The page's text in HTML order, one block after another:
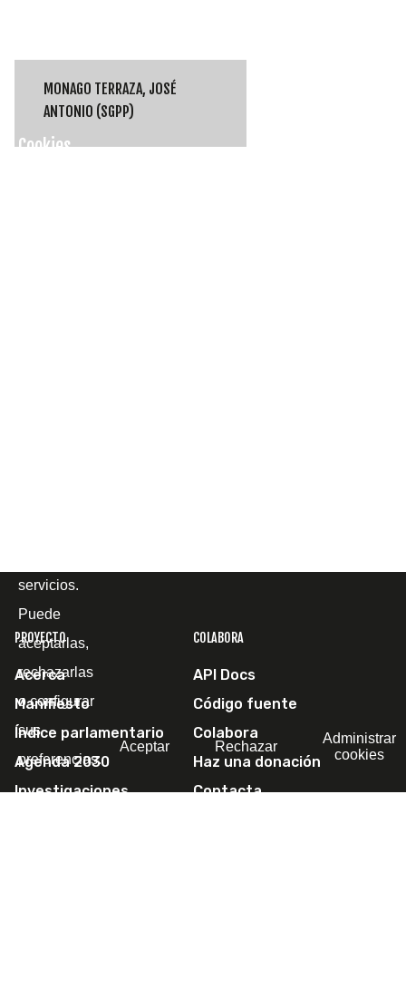
MONAGO TERRAZA, JOSÉ
ANTONIO (SGPP)
PROYECTO
Acerca
Manifiesto
Índice parlamentario
Agenda 2030
Investigaciones
COLABORA
API Docs
Código fuente
Colabora
Haz una donación
Contacta
Cookies
servicios.
Puede
aceptarlas,
rechazarlas
o configurar
sus
preferencias.
Aceptar Rechazar
Administrar
cookies